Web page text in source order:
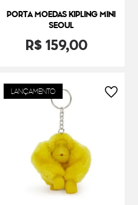
PORTA MOEDAS KIPLING MINI
SEOUL
R$159,00
LANÇAMENTO